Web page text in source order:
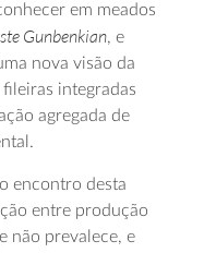
em meados
Gunbenkian, e
nova visão da
integradas
agregada de
encontro desta
entre produção
não prevalece, e